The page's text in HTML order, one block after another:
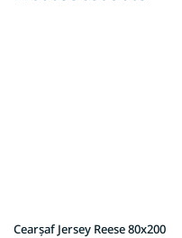
Cearșaf Jersey Reese 80x200